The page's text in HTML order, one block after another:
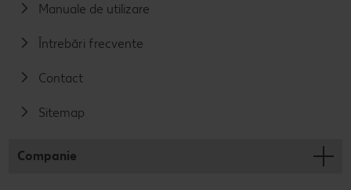
Manuale de utilizare
Întrebări frecvente
Contact
Sitemap
Companie